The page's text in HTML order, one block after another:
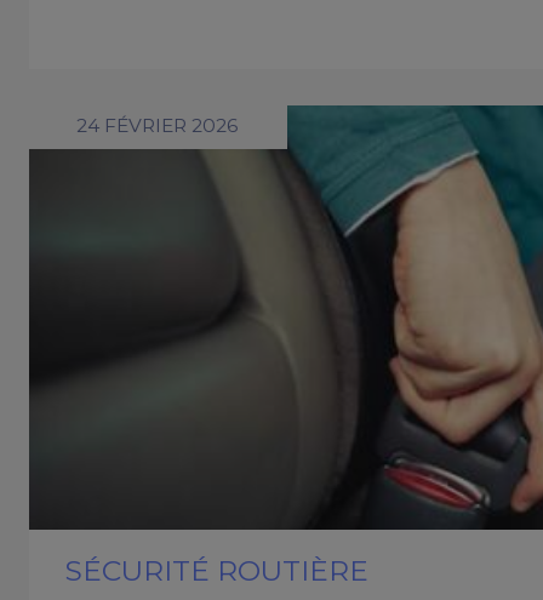
24 FÉVRIER 2026
SÉCURITÉ ROUTIÈRE